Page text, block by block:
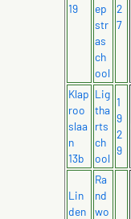
19
ep
str
as
ch
ool
2
7
Klap
roo
slaa
n
13b
Lig
tha
rts
ch
ool
1
9
2
9
Lin
den
Ra
nd
wo